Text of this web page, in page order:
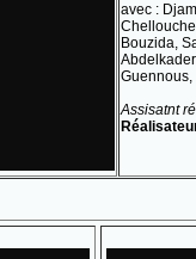
avec :
Bouzida,
Assisatnt